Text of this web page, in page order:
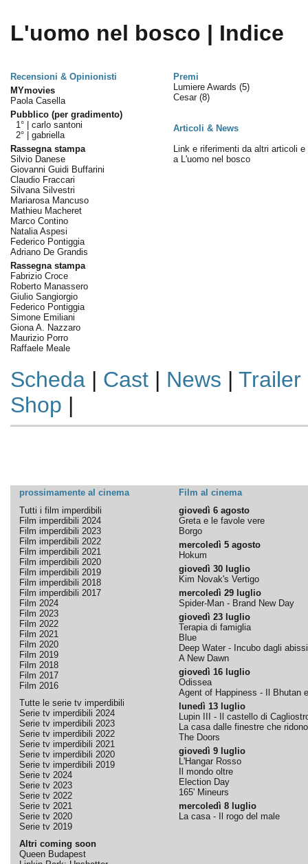
L'uomo nel bosco | Indice
Recensioni & Opinionisti
Premi
MYmovies
Paola Casella
Pubblico (per gradimento)
1° | carlo santoni
2° | gabriella
Rassegna stampa
Silvio Danese
Giovanni Guidi Buffarini
Claudio Fraccari
Silvana Silvestri
Mariarosa Mancuso
Mathieu Macheret
Marco Contino
Natalia Aspesi
Federico Pontiggia
Adriano De Grandis
Rassegna stampa
Fabrizio Croce
Roberto Manassero
Giulio Sangiorgio
Federico Pontiggia
Simone Emiliani
Giona A. Nazzaro
Maurizio Porro
Raffaele Meale
Lumiere Awards (5)
Cesar (8)
Articoli & News
Link e riferimenti da altri articoli e
a L'uomo nel bosco
Scheda| Cast| News | Trailer
Shop |
prossimamente al cinema
Film al cinema
Tutti i film imperdibili
Film imperdibili 2024
Film imperdibili 2023
Film imperdibili 2022
Film imperdibili 2021
Film imperdibili 2020
Film imperdibili 2019
Film imperdibili 2018
Film imperdibili 2017
Film 2024
Film 2023
Film 2022
Film 2021
Film 2020
Film 2019
Film 2018
Film 2017
Film 2016
Tutte le serie tv imperdibili
Serie tv imperdibili 2024
Serie tv imperdibili 2023
Serie tv imperdibili 2022
Serie tv imperdibili 2021
Serie tv imperdibili 2020
Serie tv imperdibili 2019
Serie tv 2024
Serie tv 2023
Serie tv 2022
Serie tv 2021
Serie tv 2020
Serie tv 2019
Altri coming soon
Queen Budapest
giovedì 6 agosto
Greta e le favole vere
Borgo
mercoledì 5 agosto
Hokum
giovedì 30 luglio
Kim Novak's Vertigo
mercoledì 29 luglio
Spider-Man - Brand New Day
giovedì 23 luglio
Terapia di famiglia
Blue
Deep Water - Incubo dagli abissi
A New Dawn
giovedì 16 luglio
Odissea
Agent of Happiness - Il Bhutan
lunedì 13 luglio
Lupin III - Il castello di
La casa dalle finestre che ridono
The Doors
giovedì 9 luglio
L'Hangar Rosso
Il mondo oltre
Election Day
165' Mineurs
mercoledì 8 luglio
La casa - Il rogo del male